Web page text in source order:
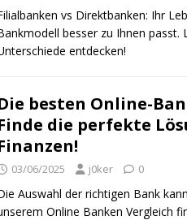
vs Direktbanken: Ihr
besser zu Ihnen passt.
entdecken!
besten Online-
die perfekte
03/06/2025 j0ker 0
Auswahl der richtigen Bank
Online Banken Vergleich